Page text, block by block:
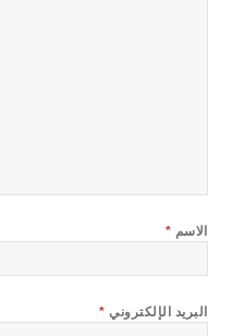
الاسم *
البريد الإلكتروني *